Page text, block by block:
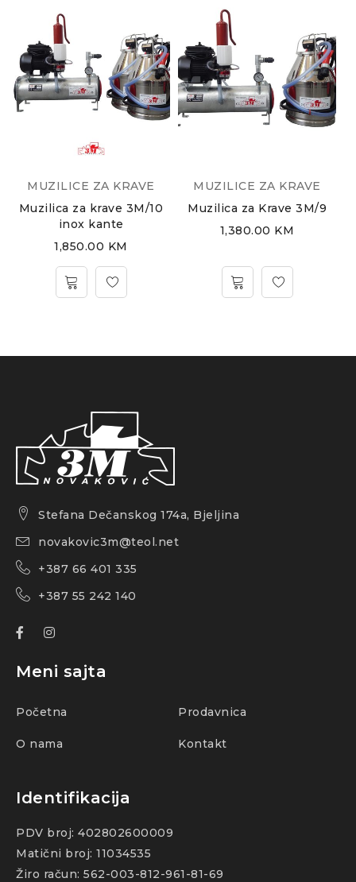
MUZILICE ZA KRAVE
Muzilica za krave 3M/10
inox kante
1,850.00 KM
MUZILICE ZA KRAVE
Muzilica za Krave 3M/9
1,380.00 KM
Stefana Dečanskog 174a, Bjeljina
novakovic3m@teol.net
+387 66 401 335
+387 55 242 140
Meni sajta
Početna Prodavnica
O nama Kontakt
Identifikacija
PDV broj: 402802600009
Matični broj: 11034535
Žiro račun: 562-003-812-961-81-69